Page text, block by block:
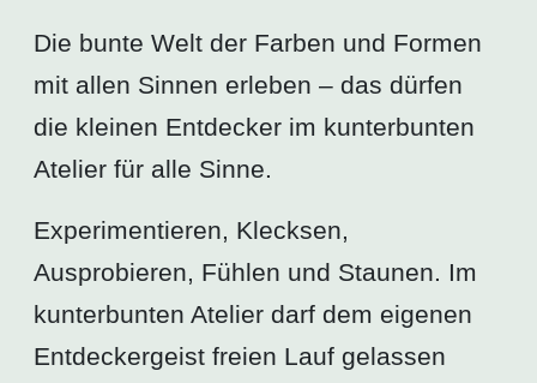
Die bunte Welt der Farben und Formen
mit allen Sinnen erleben – das dürfen
die kleinen Entdecker im kunterbunten
Atelier für alle Sinne.
Experimentieren, Klecksen,
Ausprobieren, Fühlen und Staunen. Im
kunterbunten Atelier darf dem eigenen
Entdeckergeist freien Lauf gelassen